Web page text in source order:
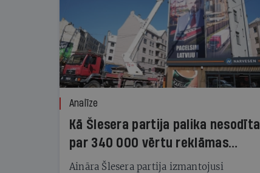
Analīze
Kā Šlesera partija palika nesodīta
par 340 000 vērtu reklāmas
kampaņu
Aināra Šlesera partija izmantojusi